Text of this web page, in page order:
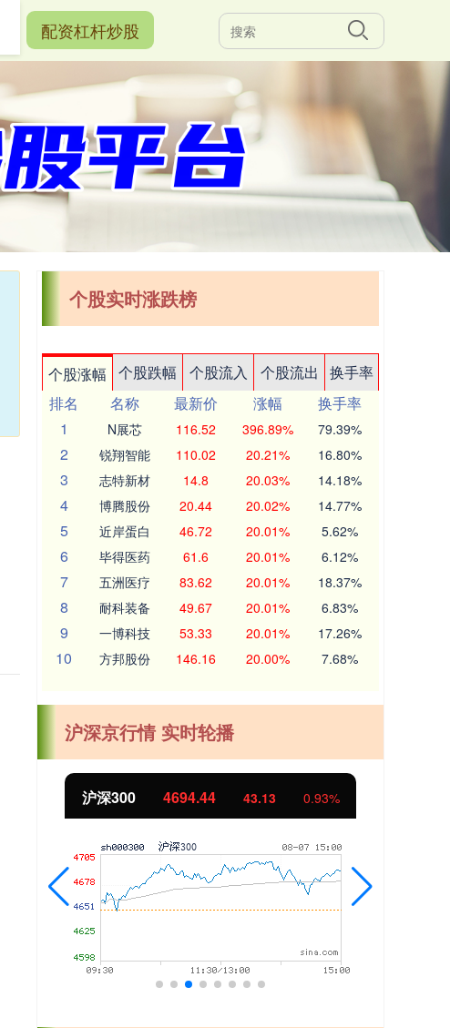
配资杠杆炒股
个股实时涨跌榜
个股涨幅 个股跌幅 个股流入 个股流出
换手率
排名
名称 最新价 涨幅
换手率
1
N展芯 116.52 396.89% 79.39%
2 锐翔智能 110.02 20.21% 16.80%
3 志特新材 14.8 20.03% 14.18%
4 博腾股份 20.44 20.02% 14.77%
5 近岸蛋白 46.72 20.01% 5.62%
6 毕得医药 61.6 20.01% 6.12%
7 五洲医疗 83.62 20.01% 18.37%
8 耐科装备 49.67 20.01% 6.83%
9 一博科技 53.33 20.01% 17.26%
10 方邦股份 146.16 20.00% 7.68%
沪深京行情 实时轮播
北证50 1134.24 11.37 1.01%